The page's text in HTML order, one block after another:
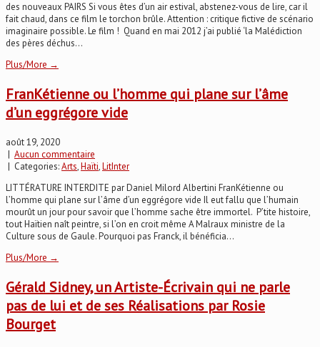
des nouveaux PAIRS Si vous êtes d’un air estival, abstenez-vous de lire, car il
fait chaud, dans ce film le torchon brûle. Attention : critique fictive de scénario
imaginaire possible. Le film ! Quand en mai 2012 j’ai publié ‘la Malédiction
des pères déchus...
Plus/More →
FranKétienne ou l’homme qui plane sur l’âme
d’un eggrégore vide
août 19, 2020
| Aucun commentaire
| Categories:Arts,Haïti,LitInter
LITTÉRATURE INTERDITE par Daniel Milord Albertini FranKétienne ou
l’homme qui plane sur l’âme d’un eggrégore vide Il eut fallu que l’humain
mourût un jour pour savoir que l’homme sache être immortel. P’tite histoire,
tout Haïtien naît peintre, si l’on en croit même A Malraux ministre de la
Culture sous de Gaule. Pourquoi pas Franck, il bénéficia...
Plus/More →
Gérald Sidney, un Artiste-Écrivain qui ne parle
pas de lui et de ses Réalisations par Rosie
Bourget